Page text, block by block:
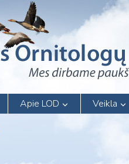
Apie LOD Veikla